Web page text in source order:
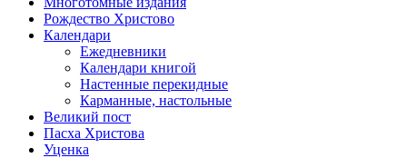
Рождество Христово
Календари
Ежедневники
Календари книгой
Настенные перекидные
Карманные, настольные
Великий пост
Пасха Христова
Уценка